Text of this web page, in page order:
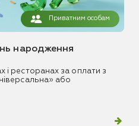
Приватним особам
народження
і ресторанах за оплати з
або